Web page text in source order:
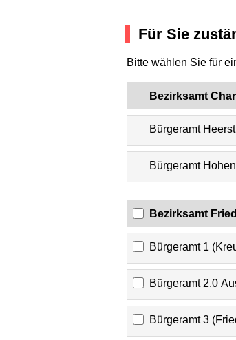
Für Sie
Bitte wählen Sie für
Bezirksamt
Bürgeramt
Bürgeramt
Bezirksamt
Bürgeramt 1
Bürgeramt 2.0
Bürgeramt 3